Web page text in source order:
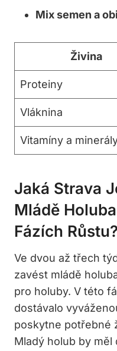
Mix semen a
Živina
Proteiny
Vláknina
Vitamíny a
Jaká Strava
Mládě
Fázích Růstu?
Ve dvou až třech
zavést mládě
pro holuby. V této
dostávalo
poskytne potřebné
Mladý holub by